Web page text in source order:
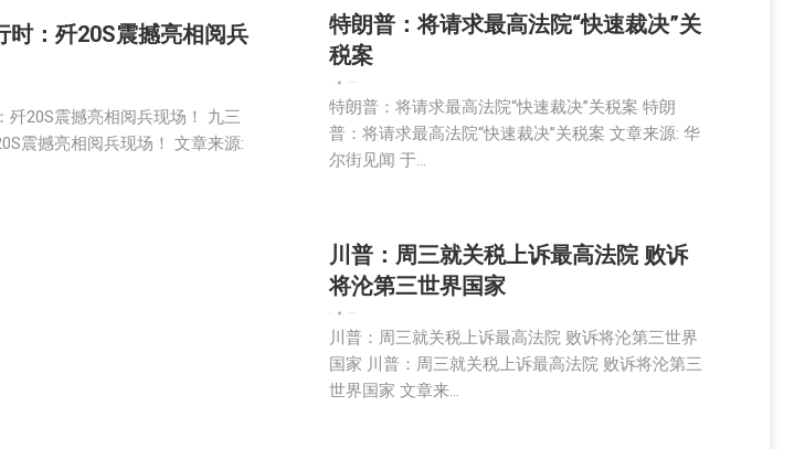
特朗普：将请求最高法院“快速裁决”关
税案
特朗普：将请求最高法院“快速裁决”关税案 特朗
普：将请求最高法院“快速裁决”关税案 文章来源: 华
尔街见闻 于…
时：歼20S震撼亮相阅兵
歼20S震撼亮相阅兵现场！ 九三
震撼亮相阅兵现场！ 文章来源:
川普：周三就关税上诉最高法院 败诉
将沦第三世界国家
川普：周三就关税上诉最高法院 败诉将沦第三世界
国家 川普：周三就关税上诉最高法院 败诉将沦第三
世界国家 文章来…